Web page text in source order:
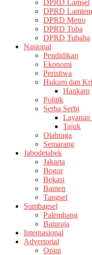
DPRD Lamsel
DPRD
DPRD Metro
DPRD Tuba
DPRD Tubaba
Nasional
Pendidikan
Ekonomi
Peristiwa
Hukum dan
Hankam
Politik
Serba Serbi
Tajuk
Olahraga
Semarang
Jabodetabek
Jakarta
Bogor
Bekasi
Banten
Tangsel
Sumbagsel
Palembang
Baturaja
Internasional
Advertorial
Opini